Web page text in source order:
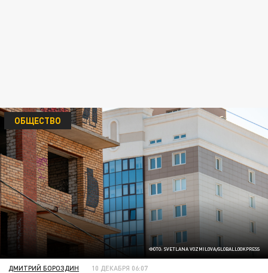
ФОТО: SVETLANA VOZMILOVA/GLOBALLOOKPRESS
ОБЩЕСТВО
ДМИТРИЙ БОРОЗДИН 10 ДЕКАБРЯ 06:07